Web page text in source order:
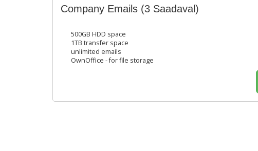
Company Emails (3 Saadaval)
500GB HDD space
1TB transfer space
unlimited emails
OwnOffice - for file storage